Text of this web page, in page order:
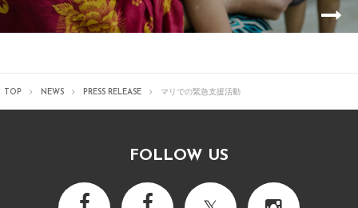
TOP NEWS PRESS RELEASE マリでの緊急支援活動
FOLLOW US